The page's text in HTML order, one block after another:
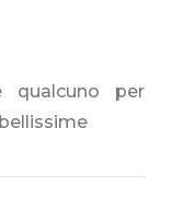
qualcuno per